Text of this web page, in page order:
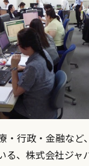
・行政・金融など
る、株式会社ジャ